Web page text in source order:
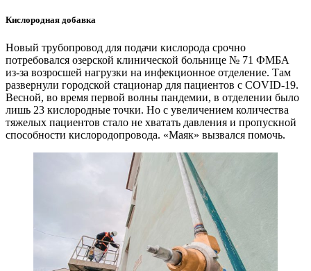
Кислородная добавка
Новый трубопровод для подачи кислорода срочно
потребовался озерской клинической больнице № 71 ФМБА
из-за возросшей нагрузки на инфекционное отделение. Там
развернули городской стационар для пациентов с COVID-19.
Весной, во время первой волны пандемии, в отделении было
лишь 23 кислородные точки. Но с увеличением количества
тяжелых пациентов стало не хватать давления и пропускной
способности кислородопровода. «Маяк» вызвался помочь.